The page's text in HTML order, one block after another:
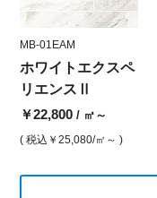
MB-01EAM
ホワイトエクスペ
リエンスⅡ
￥22,800/ ㎡～
( 税込 ￥25,080/㎡～ )